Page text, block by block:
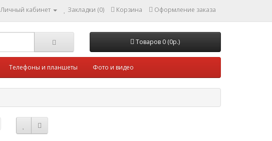
Личный кабинет Закладки (0) Корзина Оформление заказа
Товаров 0 (0р.)
Телефоны и планшеты Фото и видео